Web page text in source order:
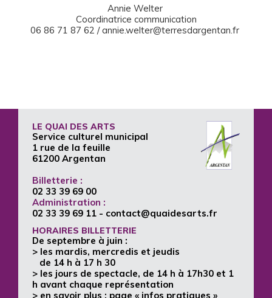
Annie Welter
Coordinatrice communication
06 86 71 87 62 / annie.welter@terresdargentan.fr
LE QUAI DES ARTS
Service culturel municipal
1 rue de la feuille
61200 Argentan
Billetterie :
02 33 39 69 00
Administration :
02 33 39 69 11 - contact@quaidesarts.fr
HORAIRES BILLETTERIE
De septembre à juin :
> les mardis, mercredis et jeudis
de 14 h à 17 h 30
> les jours de spectacle, de 14 h à 17h30 et 1
h avant chaque représentation
> en savoir plus : page « infos pratiques »